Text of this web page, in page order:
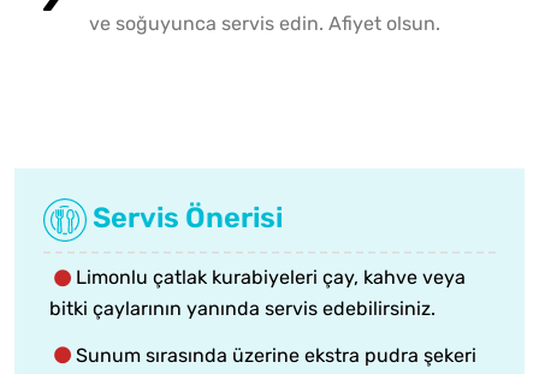
ve soğuyunca servis edin. Afiyet olsun.
Servis Önerisi
Limonlu çatlak kurabiyeleri çay, kahve veya
bitki çaylarının yanında servis edebilirsiniz.
Sunum sırasında üzerine ekstra pudra şekeri